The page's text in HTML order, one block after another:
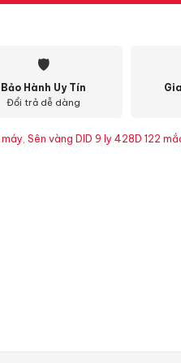
🛡
Bảo Hành Uy Tín
Đổi trả dễ dàng
máy, Sên vàng DID 9 ly 428D 122